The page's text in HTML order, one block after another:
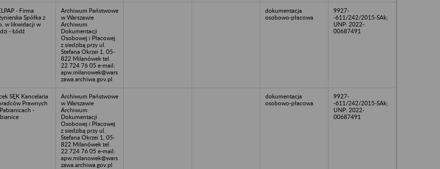
- Firma
Spółka z
w likwidacji w
- Łódź
Archiwum Państwowe
w Warszawie
Archiwum
Dokumentacji
Osobowej i Płacowej
z siedzibą przy ul.
Stefana Okrzei 1, 05-
822 Milanówek tel.
22 724 76 05 e-mail:
apw.milanowek@wars
zawa.archiwa.gov.pl
dokumentacja
osobowo-płacowa
9927-
-611/242/2015-SAk;
UNP: 2022-
00687491
SĘK Kancelaria
Prawnych
-
Archiwum Państwowe
w Warszawie
Archiwum
Dokumentacji
Osobowej i Płacowej
z siedzibą przy ul.
Stefana Okrzei 1, 05-
822 Milanówek tel.
22 724 76 05 e-mail:
apw.milanowek@wars
zawa.archiwa.gov.pl
dokumentacja
osobowo-płacowa
9927-
-611/242/2015-SAk;
UNP: 2022-
00687491